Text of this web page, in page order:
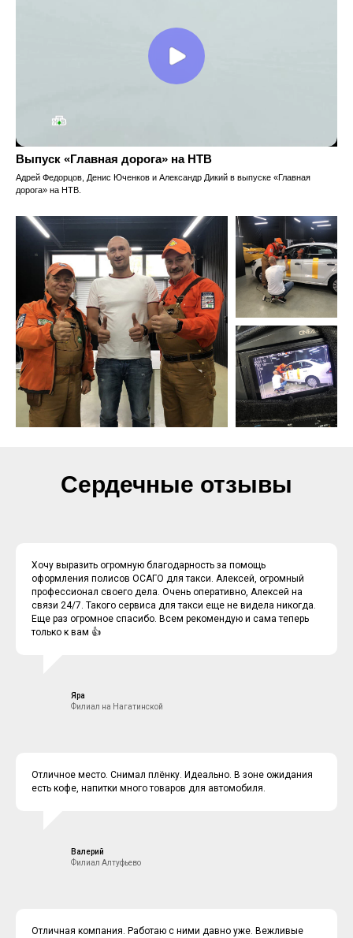
Выпуск «Главная дорога» на НТВ
Адрей Федорцов, Денис Юченков и Александр Дикий в выпуске «Главная
дорога» на НТВ.
Сердечные отзывы
Хочу выразить огромную благодарность за помощь
оформления полисов ОСАГО для такси. Алексей, огромный
профессионал своего дела. Очень оперативно, Алексей на
связи 24/7. Такого сервиса для такси еще не видела никогда.
Еще раз огромное спасибо. Всем рекомендую и сама теперь
только к вам 👍
Яра
Филиал на Нагатинской
Отличное место. Снимал плёнку. Идеально. В зоне ожидания
есть кофе, напитки много товаров для автомобиля.
Валерий
Филиал Алтуфьево
Отличная компания. Работаю с ними давно уже. Вежливые